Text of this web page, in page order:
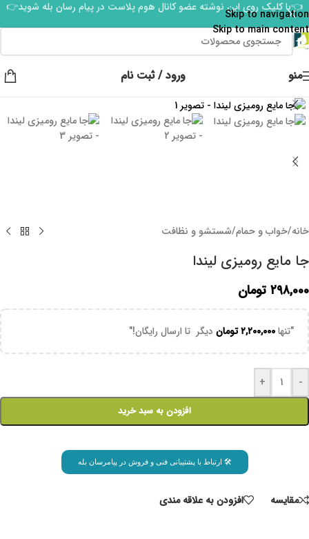
Skip to navigation
Skip to main content
👈با کلیک روی این نوشته عضو کانال هوم پلاست در پیام رسان بله شوید👉
منو ورود / ثبت نام
خانه/خواب و حمام/شستشو و نظافت
جا مایع رومیزی لیندا
۲۹۸,۰۰۰ تومان
"تنها۲,۲۰۰,۰۰۰تومان دیگر تا ارسال رایگان!"
-
+
افزودن به سبد خرید
🛠 ارتباط با پشتیبانی فنی و فروش در پیامرسان بله
مقايسه افزودن به علاقه مندی